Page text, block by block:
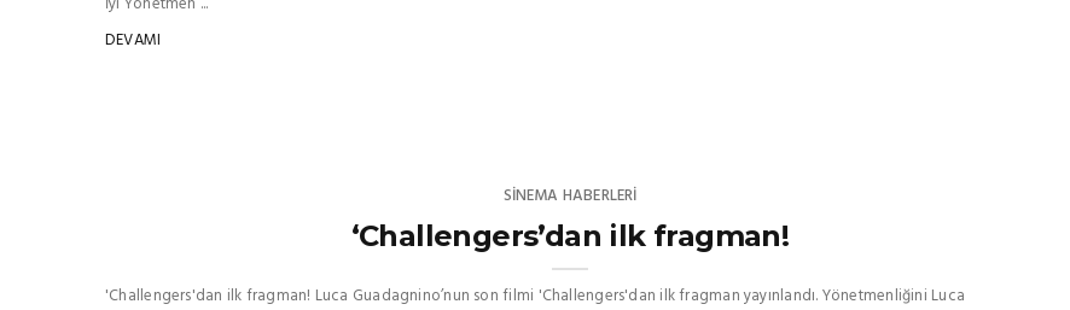
DEVAMI
SINEMA HABERLERI
‘Challengers’dan ilk fragman!
'Challengers'dan ilk fragman! Luca Guadagnino’nun son filmi 'Challengers'dan ilk fragman yayınlandı. Yönetmenliğini Luca